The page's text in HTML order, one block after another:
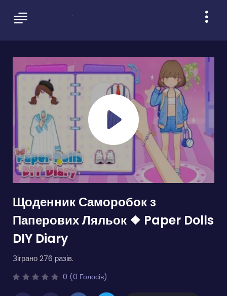
Щоденник Саморобок з
Паперових Ляльок ❖ Paper Dolls
DIY Diary
Зіграно 276 разів.
0 (0 Голосів)